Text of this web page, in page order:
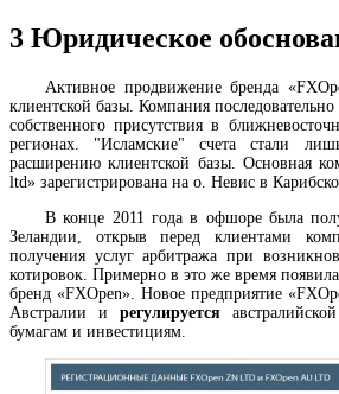
3 Юридическое
Активное продвижение бренда
клиентской базы. Компания
собственного присутствия в
регионах. "Исламские" счета стали
расширению клиентской базы. Основная
ltd» зарегистрирована на о. Невис в
В конце 2011 года в офшоре была
Зеландии, открыв перед клиентами
получения услуг арбитража при
котировок. Примерно в это же время
бренд «FXOpen». Новое предприятие
Австралии и регулируется
бумагам и инвестициям.